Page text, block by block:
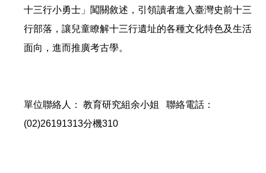
十三行小勇士」闖關敘述，引領讀者進入臺灣史前十三
行部落，讓兒童瞭解十三行遺址的各種文化特色及生活
面向，進而推廣考古學。
單位聯絡人： 教育研究組余小姐 聯絡電話：
(02)26191313分機310